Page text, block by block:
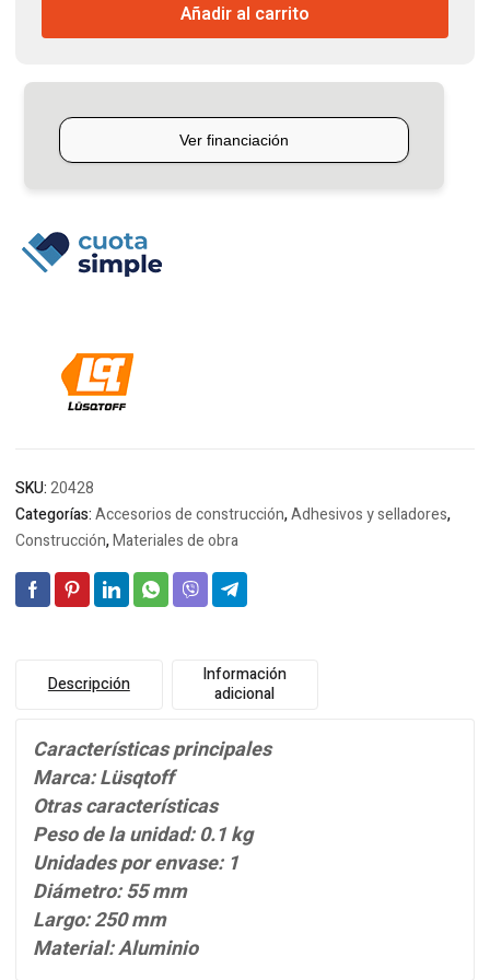
cantidad
Añadir al carrito
SKU:20428
Categorías:Accesorios de construcción,Adhesivos y selladores,
Construcción,Materiales de obra
Descripción
Información
adicional
Características principales
Marca: Lüsqtoff
Otras características
Peso de la unidad: 0.1 kg
Unidades por envase: 1
Diámetro: 55 mm
Largo: 250 mm
Material: Aluminio